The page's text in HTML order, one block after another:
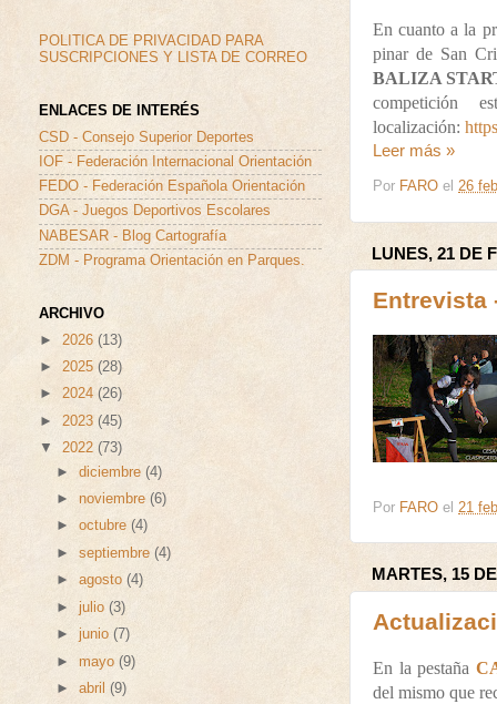
En cuanto a la
pinar de San
BALIZA
competición
localización:
Leer más »
Por FARO el 26
LUNES, 21 DE
Entrevista
Por FARO el 21
MARTES, 15
En la pestaña
del mismo que
POLITICA DE PRIVACIDAD PARA
SUSCRIPCIONES Y LISTA DE CORREO
ENLACES DE INTERÉS
CSD - Consejo Superior Deportes
IOF - Federación Internacional Orientación
FEDO - Federación Española Orientación
DGA - Juegos Deportivos Escolares
NABESAR - Blog Cartografía
ZDM - Programa Orientación en Parques.
ARCHIVO
► 2026 (13)
► 2025 (28)
► 2024 (26)
► 2023 (45)
▼ 2022 (73)
►diciembre(4)
►noviembre(6)
►octubre (4)
►septiembre(4)
►agosto(4)
►julio(3)
► junio(7)
► mayo(9)
►abril (9)